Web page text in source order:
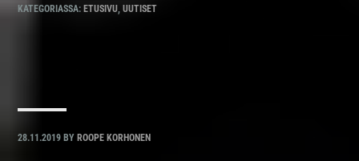
KATEGORIASSA: ETUSIVU,UUTISET
28.11.2019 BY ROOPE KORHONEN